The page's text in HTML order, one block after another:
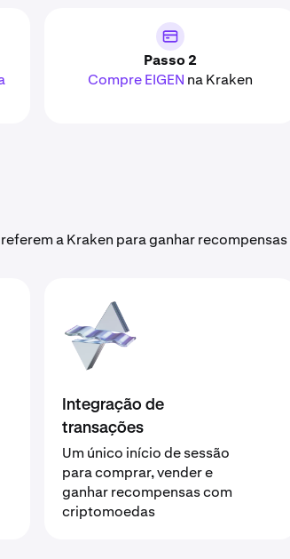
Passo 2
Compre EIGEN na Kraken
a Kraken para ganhar recompensas
Integração de
transações
Um único início de sessão
para comprar, vender e
ganhar recompensas com
criptomoedas